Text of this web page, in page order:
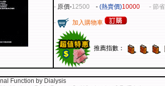
- 原價-12500 - (熱賣價)10000 - 節
- 加入購物車
推薦指數：
Function by Dialysis